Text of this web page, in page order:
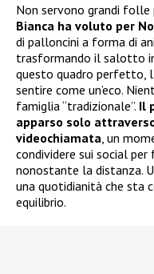
Non servono grandi folle
Bianca ha voluto per
di palloncini a forma di
trasformando il salotto
questo quadro perfetto,
sentire come un’eco.
famiglia “tradizionale”. Il
apparso solo
videochiamata , un
condividere sui social
nonostante la distanza.
una quotidianità che sta
equilibrio.